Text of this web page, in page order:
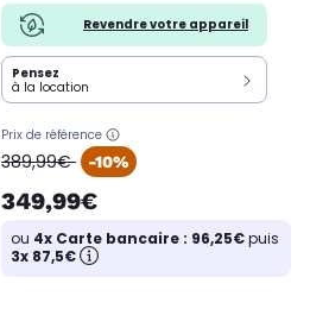
Revendre votre appareil
Pensez
à la location
Prix de référence
oldPrice
389,99€ -10%
349,99€
ou 4x Carte bancaire : 96,25€puis
3x 87,5€